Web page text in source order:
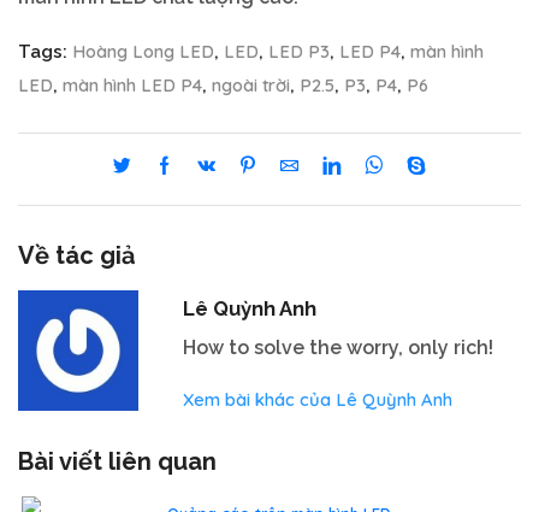
Tags: Hoàng Long LED, LED, LED P3, LED P4, màn hình
LED, màn hình LED P4, ngoài trời, P2.5, P3, P4, P6
Về tác giả
Lê Quỳnh Anh
How to solve the worry, only rich!
Xem bài khác của Lê Quỳnh Anh
Bài viết liên quan